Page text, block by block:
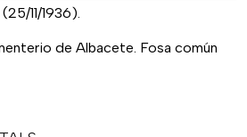
11/1936).
de Albacete. Fosa común